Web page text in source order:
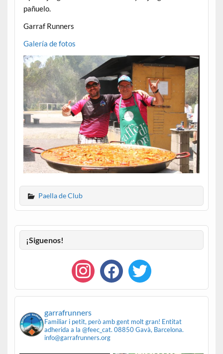
pañuelo.
Garraf Runners
Galería de fotos
Paella de Club
¡Siguenos!
garrafrunners
Familiar i petit, però amb gent molt gran! Entitat
adherida a la @feec_cat. 08850 Gavà, Barcelona.
info@garrafrunners.org